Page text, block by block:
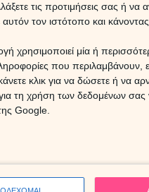
τις προτιμήσεις σας ή να
τον ιστότοπο και
χρησιμοποιεί μία ή
που περιλαμβάνουν,
κλικ για να δώσετε ή να
τη χρήση των δεδομένων
Google.
Λέων με Παρθένο
Λέων με Τοξότη
Λέων με Ιχθείς
Παρθένος με Δίδυμους
Παρθένος με Παρθένο
Παρθένος με Τοξότη
Παρθένος με Ιχθείς
Ζυγός με Δίδυμους
Ζυγός με Παρθένο